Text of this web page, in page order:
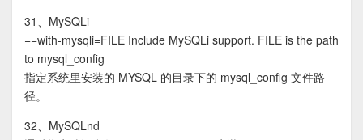
31、MySQLi
−−with-mysqli=FILE Include MySQLi support. FILE is the path
to mysql_config
指定系统里安装的 MYSQL 的目录下的 mysql_config 文件路
径。
32、MySQLnd